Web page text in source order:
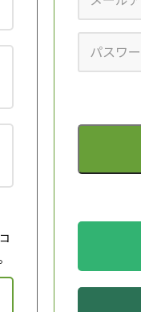
、本剤についての十分
ること。
する患者では結核を活
を完治させる薬剤でな
分な観察を行うなど感
参照］
ること。［5.1-5.3 参照］